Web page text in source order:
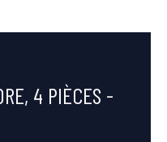
4 PIÈCES -